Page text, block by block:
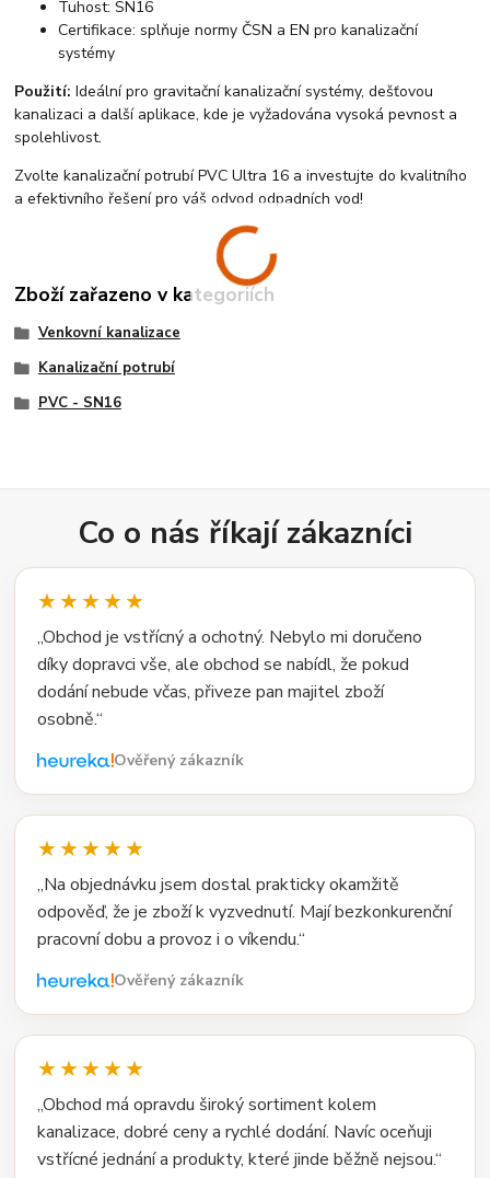
Tuhost: SN16
Certifikace: splňuje normy ČSN a EN pro kanalizační
systémy
Použití: Ideální pro gravitační kanalizační systémy, dešťovou
kanalizaci a další aplikace, kde je vyžadována vysoká pevnost a
spolehlivost.
Zvolte kanalizační potrubí PVC Ultra 16 a investujte do kvalitního
a efektivního řešení pro váš odvod odpadních vod!
Zboží zařazeno v kategoriích
Venkovní kanalizace
Kanalizační potrubí
PVC - SN16
Co o nás říkají zákazníci
★★★★★
„Obchod je vstřícný a ochotný. Nebylo mi doručeno
díky dopravci vše, ale obchod se nabídl, že pokud
dodání nebude včas, přiveze pan majitel zboží
osobně.“
Ověřený zákazník
★★★★★
„Na objednávku jsem dostal prakticky okamžitě
odpověď, že je zboží k vyzvednutí. Mají bezkonkurenční
pracovní dobu a provoz i o víkendu.“
Ověřený zákazník
★★★★★
„Obchod má opravdu široký sortiment kolem
kanalizace, dobré ceny a rychlé dodání. Navíc oceňuji
vstřícné jednání a produkty, které jinde běžně nejsou.“